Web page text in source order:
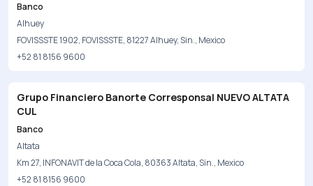
Banco
Alhuey
FOVISSSTE 1902, FOVISSSTE, 81227 Alhuey, Sin., Mexico
+52 81 8156 9600
Grupo Financiero Banorte Corresponsal NUEVO ALTATA
CUL
Banco
Altata
Km 27, INFONAVIT de la Coca Cola, 80363 Altata, Sin., Mexico
+52 81 8156 9600